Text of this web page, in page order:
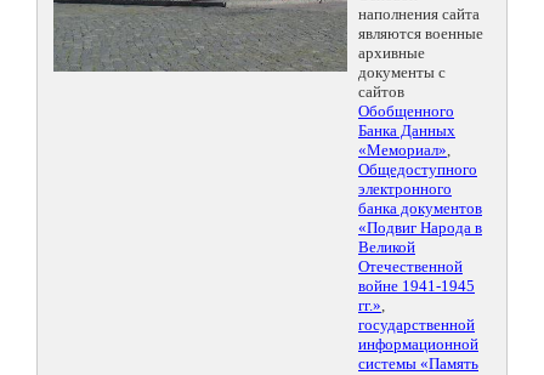
наполнения сайта
являются военные
архивные
документы с
сайтов
Обобщенного
Банка Данных
«Мемориал»,
Общедоступного
электронного
банка документов
«Подвиг Народа в
Великой
Отечественной
войне 1941-1945
гг.»,
государственной
информационной
системы «Память